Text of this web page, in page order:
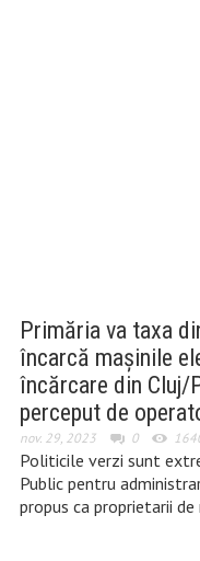
Primăria va taxa
încarcă mașinile
încărcare din Cluj/
perceput de
nov. 29, 2023 0
Politicile verzi sunt
Public pentru
propus ca proprietarii